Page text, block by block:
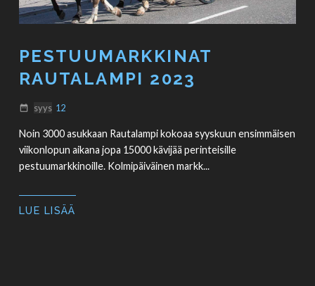
PESTUUMARKKINAT
RAUTALAMPI 2023
date_range syys 12
Noin 3000 asukkaan Rautalampi kokoaa syyskuun ensimmäisen
viikonlopun aikana jopa 15000 kävijää perinteisille
pestuumarkkinoille. Kolmipäiväinen markk...
LUE LISÄÄ